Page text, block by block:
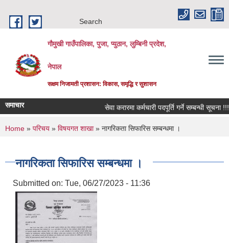
Search
गौमुखी गाउँपालिका, पुजा, प्युठान, लुम्बिनी प्रदेश,
नेपाल
सक्षम निजामती प्रशासन: विकास, समृद्धि र सुशासन
समाचार सेवा करारमा कर्मचारी पदपूर्ति गर्ने सम्बन्धी सूचना !!!
You are here
Home » परिचय » विषयगत शाखा» नागरिकता सिफारिस सम्बन्धमा ।
नागरिकता सिफारिस सम्बन्धमा ।
Submitted on: Tue, 06/27/2023 - 11:36